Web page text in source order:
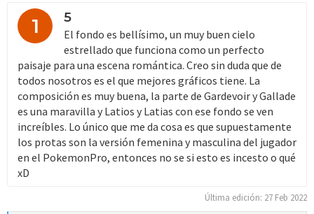
1 5
El fondo es bellísimo, un muy buen cielo
estrellado que funciona como un perfecto
paisaje para una escena romántica. Creo sin duda que de
todos nosotros es el que mejores gráficos tiene. La
composición es muy buena, la parte de Gardevoir y Gallade
es una maravilla y Latios y Latias con ese fondo se ven
increíbles. Lo único que me da cosa es que supuestamente
los protas son la versión femenina y masculina del jugador
en el PokemonPro, entonces no se si esto es incesto o qué
xD
Última edición: 27 Feb 2022